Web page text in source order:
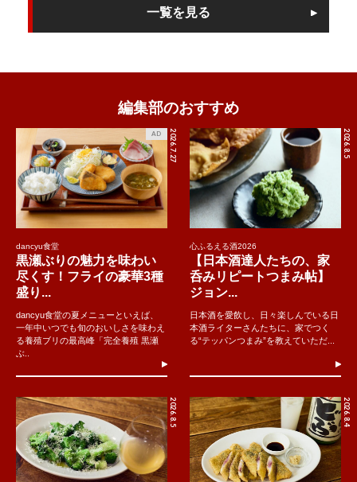
一覧を見る
編集部のおすすめ
2026.7.27
AD
dancyu食堂
黒瀬ぶりの魅力を味わい
尽くす！フライの豪華3種
盛り...
dancyu食堂の夏メニューといえば、
一年中いつでも旬のおいしさを味わえ
る養殖ブリの最高峰「完全養殖 黒瀬
ぶ..
2026.8.5
心ふるえる酒2026
【日本酒達人たちの、家
呑みリピートつまみ帖】
ジョン...
日本酒を愛飲し、日々楽しんでいる日
本酒ライターさんたちに、家でつく
る“テッパンつまみ”を教えていただ...
2026.8.5 2026.8.4